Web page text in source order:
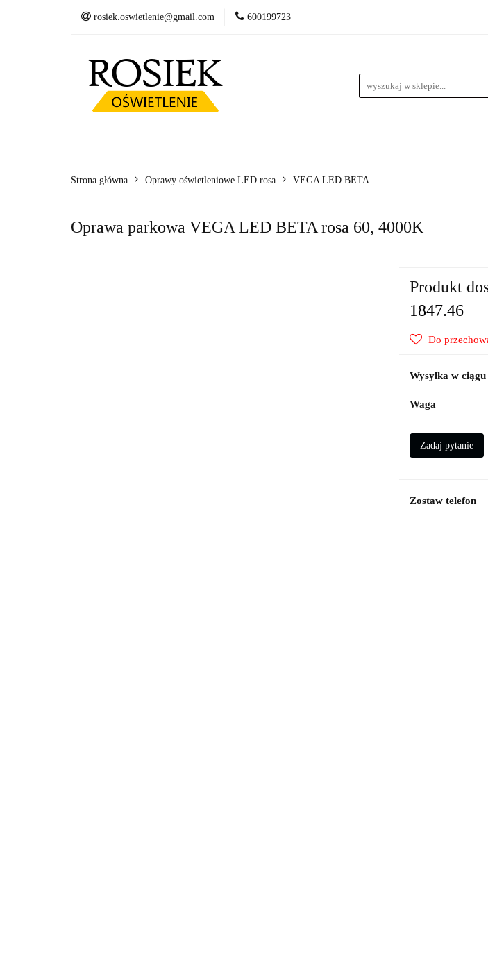
rosiek.oswietlenie@gmail.com 600199723
Kosze zbrojeniowe
Słupy Oprawy LED
Złącza słupowe Kosze
Strona główna Oprawy oświetleniowe LED rosa VEGA LED BETA
Oprawa parkowa VEGA LED BETA rosa 60, 4000K
Produkt
1847.46
Do
Wysyłka w ciągu
Waga
Zadaj pytanie
Zostaw telefon